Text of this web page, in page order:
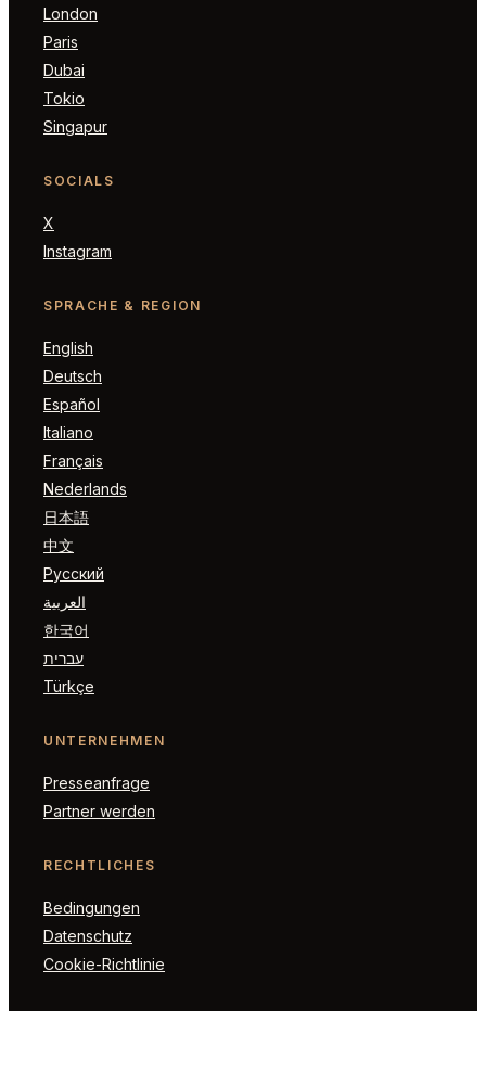
London
Paris
Dubai
Tokio
Singapur
SOCIALS
X
Instagram
SPRACHE & REGION
English
Deutsch
Español
Italiano
Français
Nederlands
日本語
中文
Русский
العربية
한국어
עברית
Türkçe
UNTERNEHMEN
Presseanfrage
Partner werden
RECHTLICHES
Bedingungen
Datenschutz
Cookie-Richtlinie